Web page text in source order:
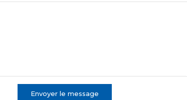
Envoyer le message